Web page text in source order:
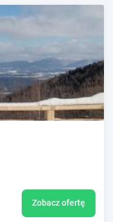
Zobacz ofertę